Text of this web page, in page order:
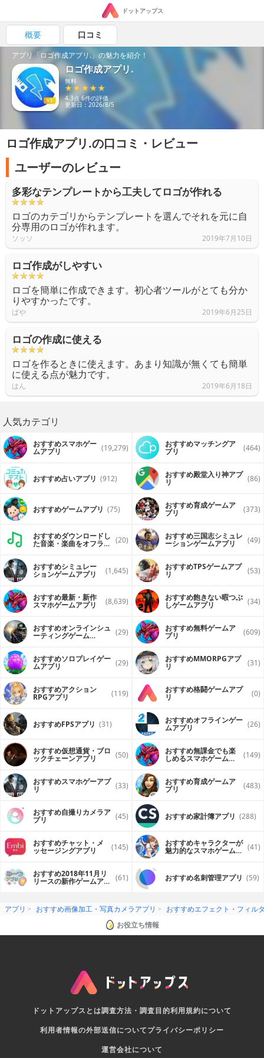
ドットアップス
概要 口コミ
アプリ「ロゴ作成アプリ.」の魅力を紹介！
ロゴ作成アプリ.
無料
4.3点 6件の評価
更新日：2026/8/5
ロゴ作成アプリ.の口コミ・レビュー
ユーザーのレビュー
多彩なテンプレートから工夫してロゴが作れる
ロゴのカテゴリからテンプレートを選んでそれを元に自
分専用のロゴが作れます。
ソッソ 2019年7月10日
ロゴ作成がしやすい
ロゴを簡単に作成できます。初心者ツールがとても分か
りやすかったです。
ばや 2019年6月25日
ロゴの作成に使える
ロゴを作るときに使えます。あまり知識が無くても簡単
に使える点が魅力です。
はん 2019年6月18日
人気カテゴリ
おすすめスマホゲー
ムアプリ (19,279) おすすめマッチングア
プリ (464)
おすすめ占いアプリ (912) おすすめ殿堂入り神アプ
リ (86)
おすすめゲームアプリ (75) おすすめ育成ゲームア
プリ (373)
おすすめダウンロードし
た音楽・楽曲をオフライ (20) おすすめ三国志シミュレ
ーションゲームアプリ (49)
おすすめシミュレー
ションゲームアプリ (1,645) おすすめTPSゲームアプ
リ (53)
おすすめ最新・新作
スマホゲームアプリ (8,639) おすすめ飽きない暇つぶ
しゲームアプリ (34)
おすすめオンラインシュ
ーティングゲーム (29) おすすめ無料ゲームア
プリ (609)
おすすめソロプレイゲー
ムアプリ (29) おすすめ MMORPGアプ
リ (31)
おすすめアクション
RPGアプリ (119) おすすめ格闘ゲームアプ
リ (0)
おすすめFPSアプリ (31) おすすめオフラインゲー
ムアプリ (26)
おすすめ仮想通貨・ブロ
ックチェーンアプリ (50) おすすめ無課金でも楽
しめるスマホゲームア (149)
おすすめスマホゲーアプ
リ (33) おすすめ育成ゲームア
プリ (483)
おすすめ自撮りカメラア
プリ (45) おすすめ家計簿アプリ (288)
おすすめチャット・メ
ッセージングアプリ (145) おすすめキャラクターが
魅力的なスマホゲームア (41)
おすすめ2018年11月リ
リースの新作ゲームアプ (61) おすすめ名刺管理アプリ (59)
アプリ おすすめ画像加工・写真カメラアプリ
おすすめエフェクト・フィル
お役立ち情報
ドットアップスとは調査方法・調査目的利用規約について
利用者情報の外部送信についてプライバシーポリシー
運営会社について